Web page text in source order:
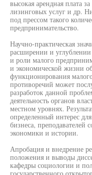
высокая арендная плата
лизинговых услуг и др.
под прессом такого
предпринимательство.
Научно-практическая
расширении и
и роли малого
и экономической жизни
функционирования
противоречий может
разработок данной
деятельность органов
местном уровнях.
определенный интерес
бизнеса, преподавателей
экономики и истории.
Апробация и внедрение
положения и выводы
кафедры социологии и